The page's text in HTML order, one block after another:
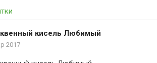
кисель Любимый
2017